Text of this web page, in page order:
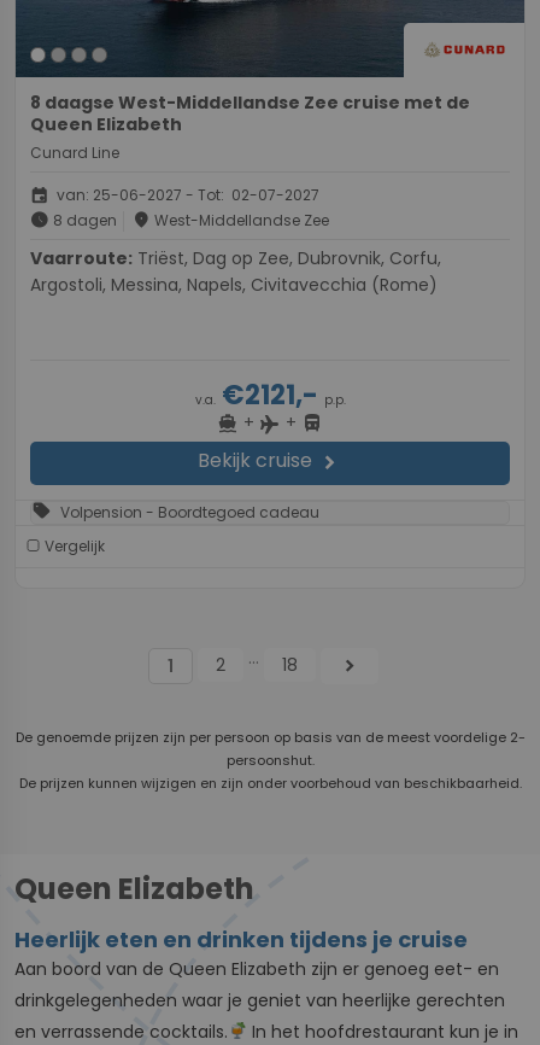
8 daagse West-Middellandse Zee cruise met de
Queen Elizabeth
Cunard Line
event van: 25-06-2027 - Tot: 02-07-2027
schedule 8 dagen place West-Middellandse Zee
Vaarroute:
Argostoli, Messina, Napels, Civitavecchia (Rome)
v.a.€2121,- p.p.
directions_boat + flight + directions_bus
Bekijk cruise chevron_right
sell Volpension - Boordtegoed cadeau
Vergelijk
1 2 ... 18 chevron_right
De genoemde prijzen zijn per persoon op basis van de meest voordelige 2-
persoonshut.
De prijzen kunnen wijzigen en zijn onder voorbehoud van beschikbaarheid.
Queen Elizabeth
Heerlijk eten en drinken tijdens je cruise
Aan boord van de Queen Elizabeth zijn er genoeg eet- en
drinkgelegenheden waar je geniet van heerlijke gerechten
en verrassende cocktails.
In het hoofdrestaurant kun je in